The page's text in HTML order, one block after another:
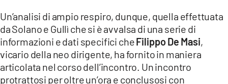
Un’analisi di ampio respiro, dunque, quella effettuata
da Solano e Gullì che si è avvalsa di una serie di
informazioni e dati specifici cheFilippo De Masi,
vicario della neo dirigente, ha fornito in maniera
articolata nel corso dell’incontro. Un incontro
protrattosi per oltre un’ora e conclusosi con